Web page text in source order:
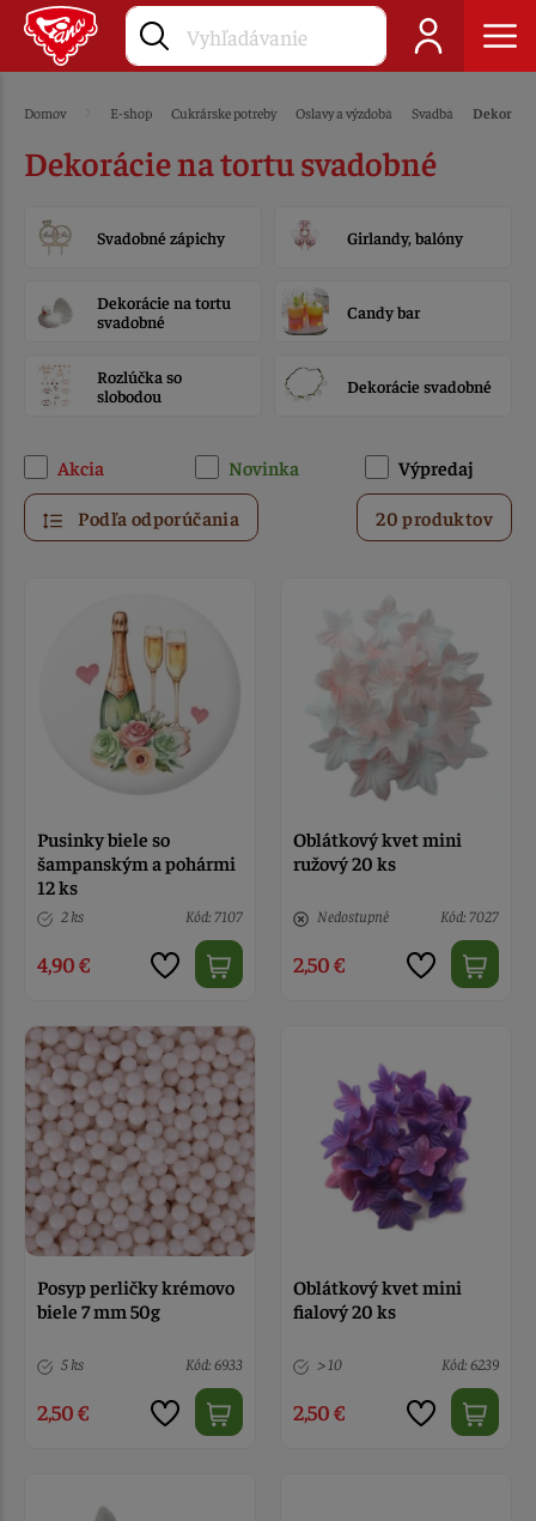
Domov E-shop Cukrárske potreby Oslavy a výzdoba Svadba
Dekorácie na tortu svadobné
Svadobné zápichy Girlandy, balóny
Dekorácie na tortu
svadobné
Candy bar
Rozlúčka so
slobodou
Dekorácie svadobné
Akcia Novinka Výpredaj
Podľa odporúčania 20 produktov
Pusinky biele so
šampanským a pohármi
12 ks
2 ks Kód: 7107
4,90 €
Oblátkový kvet mini
ružový 20 ks
Nedostupné Kód: 7027
2,50 €
Posyp perličky krémovo
biele 7 mm 50g
5 ks Kód: 6933
2,50 €
Oblátkový kvet mini
fialový 20 ks
> 10 Kód: 6239
2,50 €